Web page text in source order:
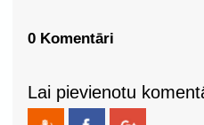
0 Komentāri
Lai pievienotu